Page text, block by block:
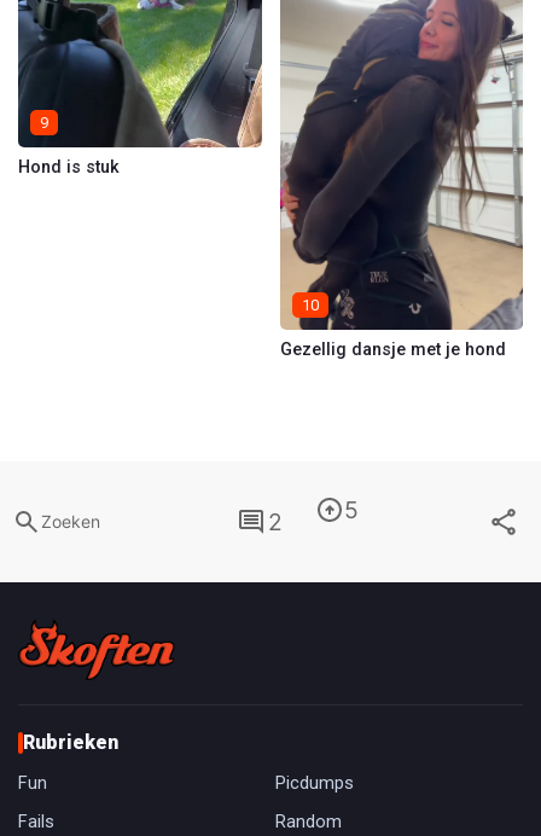
9
Hond is stuk
10
Gezellig dansje met je hond
Zoeken 2 5
Rubrieken
Fun
Picdumps
Fails
Random